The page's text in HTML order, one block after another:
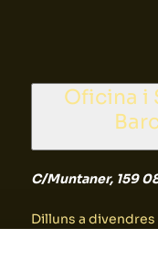
Oficina i
C/Muntaner, 159
Dilluns a divendres